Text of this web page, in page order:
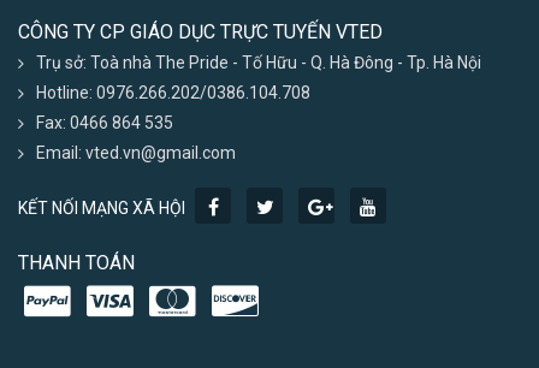
CÔNG TY CP GIÁO DỤC TRỰC TUYẾN VTED
Trụ sở: Toà nhà The Pride - Tố Hữu - Q. Hà Đông - Tp. Hà Nội
Hotline: 0976.266.202/0386.104.708
Fax: 0466 864 535
Email: vted.vn@gmail.com
KẾT NỐI MẠNG XÃ HỘI
THANH TOÁN